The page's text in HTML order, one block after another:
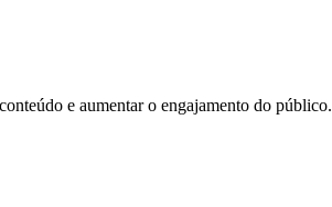
e aumentar o engajamento do público.